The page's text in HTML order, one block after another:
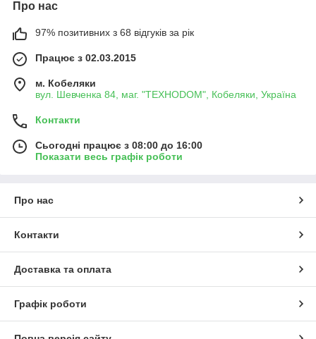
Про нас
97% позитивних з 68 відгуків за рік
Працює з 02.03.2015
м. Кобеляки
вул. Шевченка 84, маг. "ТЕХНОDOM", Кобеляки, Україна
Контакти
Сьогодні працює з 08:00 до 16:00
Показати весь графік роботи
Про нас
Контакти
Доставка та оплата
Графік роботи